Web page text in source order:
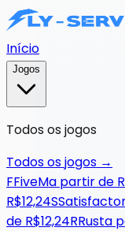
Início
Jogos
Todos os jogos
Todos os jogos →
FFiveMa partir de
R$12,24S
de R$12,24RRusta